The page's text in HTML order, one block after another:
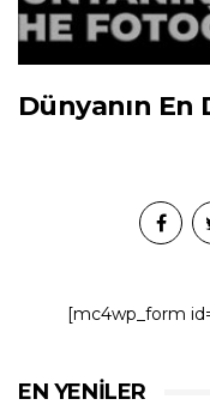
Dünyanın En
[mc4wp_form
EN YENILER